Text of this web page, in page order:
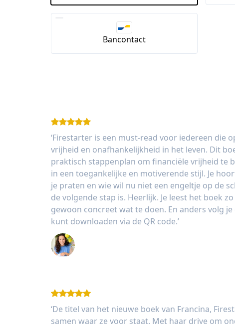
Bancontact
‘Firestarter is een must-read voor iedereen die
vrijheid en onafhankelijkheid in het leven. Dit
praktisch stappenplan om financiële vrijheid te
in een toegankelijke en motiverende stijl. Je
je praten en wie wil nu niet een engeltje op de
de volgende stap is. Heerlijk. Je leest het boek
gewoon concreet wat te doen. En anders volg
kunt downloaden via de QR code.’
‘De titel van het nieuwe boek van Francina,
samen waar ze voor staat. Met haar drive om